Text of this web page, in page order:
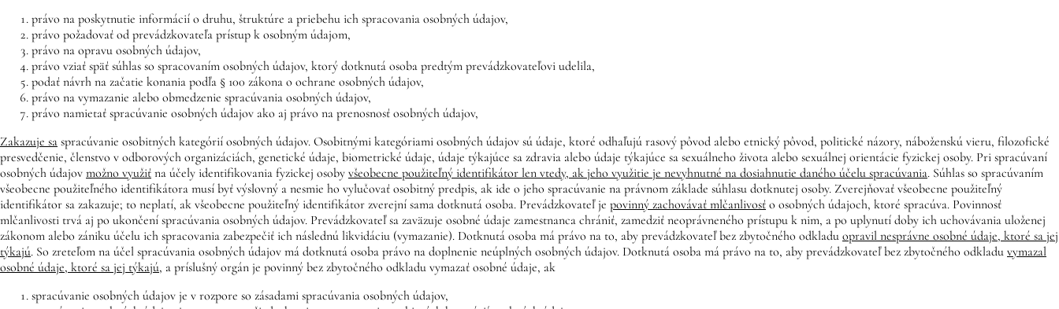
právo na poskytnutie informácií o druhu, štruktúre a priebehu ich spracovania osobných údajov,
právo požadovať od prevádzkovateľa prístup k osobným údajom,
právo na opravu osobných údajov,
právo vziať späť súhlas so spracovaním osobných údajov, ktorý dotknutá osoba predtým prevádzkovateľovi udelila,
podať návrh na začatie konania podľa § 100 zákona o ochrane osobných údajov,
právo na vymazanie alebo obmedzenie spracúvania osobných údajov,
právo namietať spracúvanie osobných údajov ako aj právo na prenosnosť osobných údajov,
Zakazuje sa spracúvanie osobitných kategórií osobných údajov. Osobitnými kategóriami osobných údajov sú údaje, ktoré odhaľujú rasový pôvod alebo etnický pôvod, politické názory, náboženskú vieru, filozofické
presvedčenie, členstvo v odborových organizáciách, genetické údaje, biometrické údaje, údaje týkajúce sa zdravia alebo údaje týkajúce sa sexuálneho života alebo sexuálnej orientácie fyzickej osoby. Pri spracúvaní
osobných údajov možno využiť na účely identifikovania fyzickej osoby všeobecne použiteľný identifikátor len vtedy, ak jeho využitie je nevyhnutné na dosiahnutie daného účelu spracúvania. Súhlas so spracúvaním
všeobecne použiteľného identifikátora musí byť výslovný a nesmie ho vylučovať osobitný predpis, ak ide o jeho spracúvanie na právnom základe súhlasu dotknutej osoby. Zverejňovať všeobecne použiteľný
identifikátor sa zakazuje; to neplatí, ak všeobecne použiteľný identifikátor zverejní sama dotknutá osoba. Prevádzkovateľ je povinný zachovávať mlčanlivosť o osobných údajoch, ktoré spracúva. Povinnosť
mlčanlivosti trvá aj po ukončení spracúvania osobných údajov. Prevádzkovateľ sa zaväzuje osobné údaje zamestnanca chrániť, zamedziť neoprávneného prístupu k nim, a po uplynutí doby ich uchovávania uloženej
zákonom alebo zániku účelu ich spracovania zabezpečiť ich následnú likvidáciu (vymazanie). Dotknutá osoba má právo na to, aby prevádzkovateľ bez zbytočného odkladu opravil nesprávne osobné údaje, ktoré sa jej
týkajú. So zreteľom na účel spracúvania osobných údajov má dotknutá osoba právo na doplnenie neúplných osobných údajov. Dotknutá osoba má právo na to, aby prevádzkovateľ bez zbytočného odkladu vymazal
osobné údaje, ktoré sa jej týkajú, a príslušný orgán je povinný bez zbytočného odkladu vymazať osobné údaje, ak
spracúvanie osobných údajov je v rozpore so zásadami spracúvania osobných údajov,